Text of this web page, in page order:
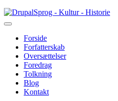
Gå
til
Sprog - Kultur - Historie
Primær
navigation
Forside
Forfatterskab
Oversættelser
Foredrag
Tolkning
Blog
Kontakt